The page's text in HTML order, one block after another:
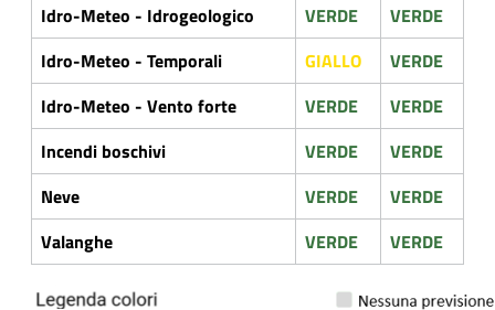
Idro-Meteo - Idrogeologico
VERDE
VERDE
Idro-Meteo - Temporali
GIALLO
VERDE
Idro-Meteo - Vento forte
VERDE
VERDE
Incendi boschivi
VERDE
VERDE
Neve
VERDE
VERDE
Valanghe
VERDE VERDE